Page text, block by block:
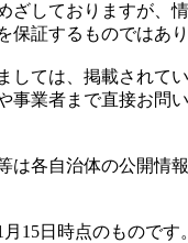
ざしておりますが、
保証するものではあり
しては、掲載されて
事業者まで直接お問
は各自治体の公開情
15日時点のものです